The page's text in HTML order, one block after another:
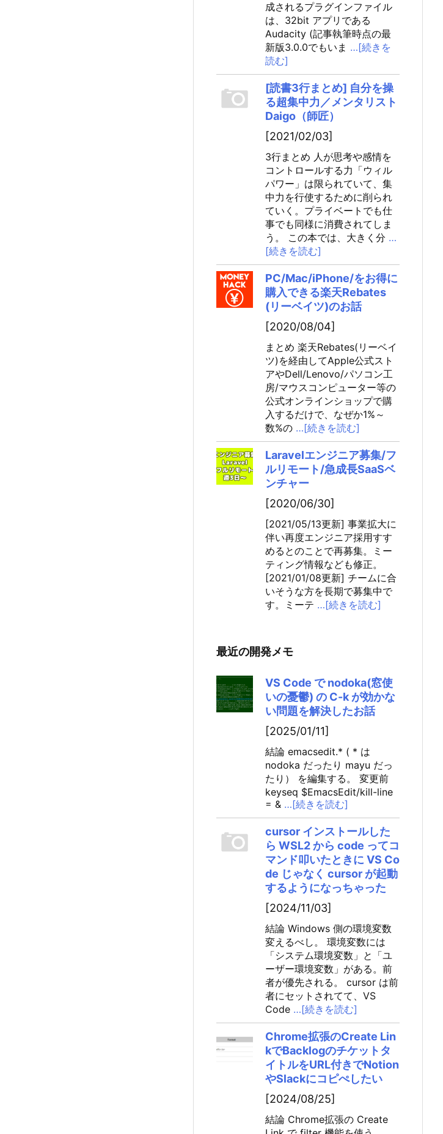
成されるプラグインファイル
は、32bit アプリである
Audacity (記事執筆時点の最
新版3.0.0でもいま …[続きを
読む]
[読書3行まとめ] 自分を操
る超集中力／メンタリスト
Daigo（師匠）
[2021/02/03]
3行まとめ 人が思考や感情を
コントロールする力「ウィル
パワー」は限られていて、集
中力を行使するために削られ
ていく。プライベートでも仕
事でも同様に消費されてしま
う。 この本では、大きく分 …
[続きを読む]
PC/Mac/iPhone/をお得に
購入できる楽天Rebates
(リーベイツ)のお話
[2020/08/04]
まとめ 楽天Rebates(リーベイ
ツ)を経由してApple公式スト
アやDell/Lenovo/パソコン工
房/マウスコンピューター等の
公式オンラインショップで購
入するだけで、なぜか1%～
数%の …[続きを読む]
Laravelエンジニア募集/フ
ルリモート/急成長SaaSベ
ンチャー
[2020/06/30]
[2021/05/13更新] 事業拡大に
伴い再度エンジニア採用すす
めるとのことで再募集。ミー
ティング情報なども修正。
[2021/01/08更新] チームに合
いそうな方を長期で募集中で
す。ミーテ …[続きを読む]
最近の開発メモ
VS Code で nodoka(窓使
いの憂鬱) の C-k が効かな
い問題を解決したお話
[2025/01/11]
結論 emacsedit.* ( * は
nodoka だったり mayu だっ
たり） を編集する。 変更前
keyseq $EmacsEdit/kill-line
= & …[続きを読む]
cursor インストールした
ら WSL2 から code ってコ
マンド叩いたときに VS Co
de じゃなく cursor が起動
するようになっちゃった
[2024/11/03]
結論 Windows 側の環境変数
変えるべし。 環境変数には
「システム環境変数」と「ユ
ーザー環境変数」がある。前
者が優先される。 cursor は前
者にセットされてて、VS
Code …[続きを読む]
Chrome拡張のCreate Lin
kでBacklogのチケットタ
イトルをURL付きでNotion
やSlackにコピぺしたい
[2024/08/25]
結論 Chrome拡張の Create